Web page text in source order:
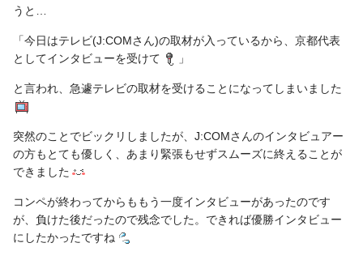
うと…
「今日はテレビ(J:COMさん)の取材が入っているから、京都代表
としてインタビューを受けて
」
と言われ、急遽テレビの取材を受けることになってしまいました
突然のことでビックリしましたが、J:COMさんのインタビュアー
の方もとても優しく、あまり緊張もせずスムーズに終えることが
できました
コンペが終わってからももう一度インタビューがあったのです
が、負けた後だったので残念でした。できれば優勝インタビュー
にしたかったですね